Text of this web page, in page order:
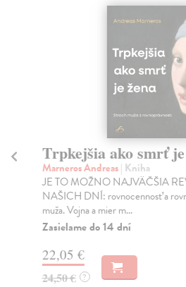
Trpkejšia ako smrť
Marneros Andreas| Kniha
JE TO MOŽNO NAJVÄČŠIA
NAŠICH DNÍ: rovnocennosť a
muža. Vojna a mier m...
Zasielame do 14 dní
22,05 €
24,50 € ?